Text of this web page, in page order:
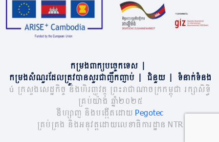
កម្រងពាក្យបច្ចេកទេស
|
កម្រងសំណួរដែលត្រូវបានសួរជាញឹកញាប់
| ជំនួយ |
ទំនាក់ទំនង
© ក្រសួងសេដ្ឋកិច្ច និងហិរញ្ញវត្ថុ ព្រះរាជាណាចក្រកម្ពុជា រក្សាសិទ្ធិ
គ្រប់យ៉ាង ឆ្នាំ២០២៥
ឌីហ្សាញ និងបង្កើតដោយ Pegotec
គ្រប់គ្រង និងអនុវត្តដោយលេខាធិការដ្ឋាន NTR